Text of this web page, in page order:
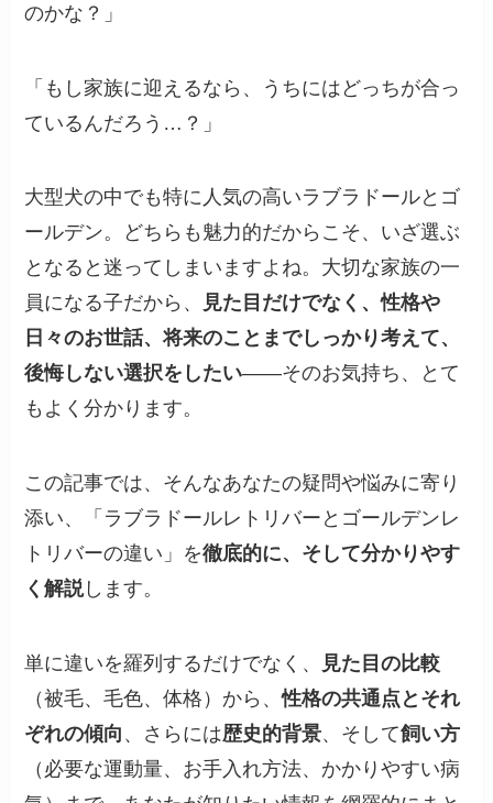
のかな？」
「もし家族に迎えるなら、うちにはどっちが合っ
ているんだろう…？」
大型犬の中でも特に人気の高いラブラドールとゴ
ールデン。どちらも魅力的だからこそ、いざ選ぶ
となると迷ってしまいますよね。大切な家族の一
員になる子だから、
見た目だけでなく、性格や
日々のお世話、将来のことまでしっかり考えて、
後悔しない選択をしたい――そのお気持ち、とて
もよく分かります。
この記事では、そんなあなたの疑問や悩みに寄り
添い、「ラブラドールレトリバーとゴールデンレ
トリバーの違い」を徹底的に、そして分かりやす
く解説します。
単に違いを羅列するだけでなく、
見た目の比較
（被毛、毛色、体格）から、性格の共通点とそれ
ぞれの傾向 、さらには歴史的背景、そして飼い方
（必要な運動量、お手入れ方法、かかりやすい病